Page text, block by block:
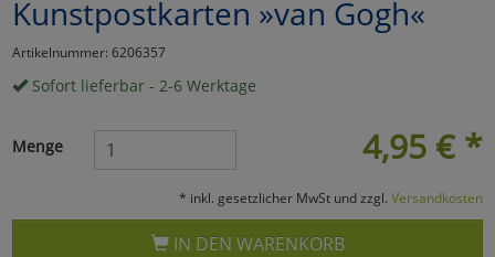
Kunstpostkarten »van Gogh«
Artikelnummer: 6206357
Sofort lieferbar - 2-6 Werktage
4,95 € *
Menge
* inkl. gesetzlicher MwSt und zzgl. Versandkosten
IN DEN WARENKORB
Marketing
Cookies
Einstellungen speichern